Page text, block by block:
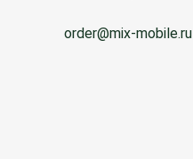
order@mix-mobile.ru